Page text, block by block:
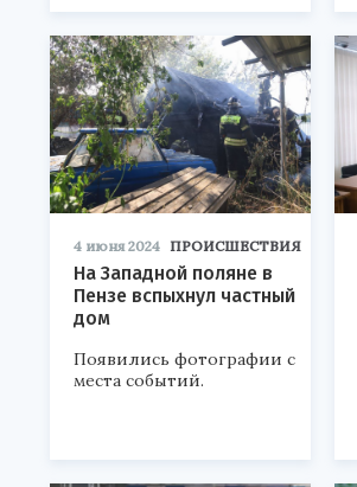
4 июня 2024 ПРОИСШЕСТВИЯ
На Западной поляне в
Пензе вспыхнул частный
дом
Появились фотографии с
места событий.